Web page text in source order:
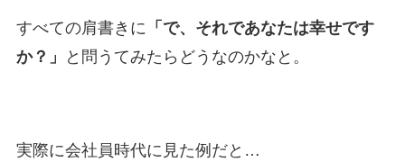
すべての肩書きに 「で、それであなたは幸せです
か？」
と問うてみたらどうなのかなと。
実際に会社員時代に見た例だと…